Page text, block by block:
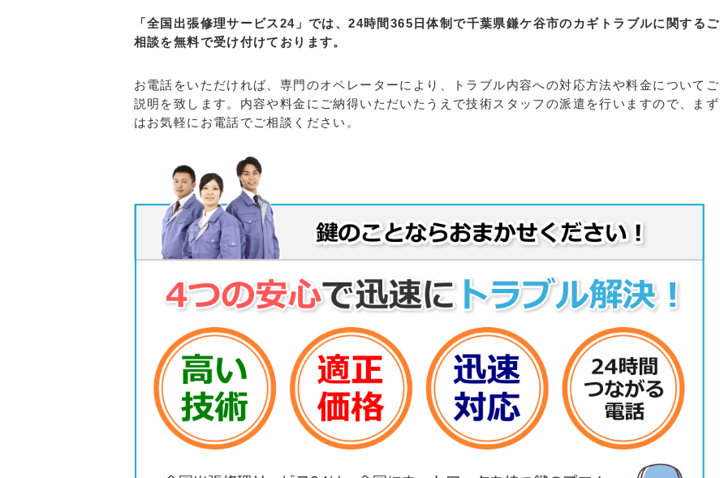
「全国出張修理サービス24」では、24時間365日体制で千葉県鎌ケ谷市のカギトラブルに関するご
相談を無料で受け付けております。
お電話をいただければ、専門のオペレーターにより、トラブル内容への対応方法や料金についてご
説明を致します。内容や料金にご納得いただいたうえで技術スタッフの派遣を行いますので、まず
はお気軽にお電話でご相談ください。